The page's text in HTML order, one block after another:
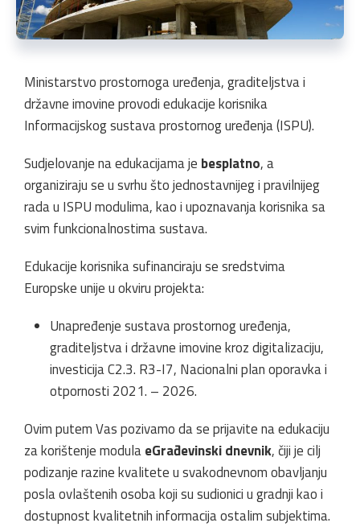
Ministarstvo prostornoga uređenja, graditeljstva i
državne imovine provodi edukacije korisnika
Informacijskog sustava prostornog uređenja (ISPU).
Sudjelovanje na edukacijama je besplatno, a
organiziraju se u svrhu što jednostavnijeg i pravilnijeg
rada u ISPU modulima, kao i upoznavanja korisnika sa
svim funkcionalnostima sustava.
Edukacije korisnika sufinanciraju se sredstvima
Europske unije u okviru projekta:
Unapređenje sustava prostornog uređenja,
graditeljstva i državne imovine kroz digitalizaciju,
investicija C2.3. R3-I7, Nacionalni plan oporavka i
otpornosti 2021. – 2026.
Ovim putem Vas pozivamo da se prijavite na edukaciju
za korištenje modulaeGrađevinski dnevnik, čiji je cilj
podizanje razine kvalitete u svakodnevnom obavljanju
posla ovlaštenih osoba koji su sudionici u gradnji kao i
dostupnost kvalitetnih informacija ostalim subjektima.